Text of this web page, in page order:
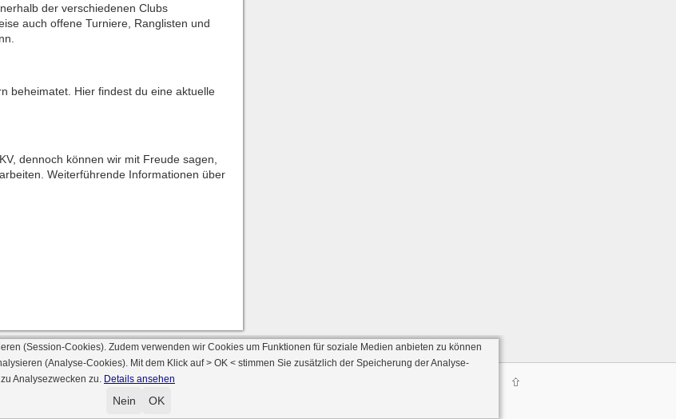
der verschiedenen Clubs
auch offene Turniere, Ranglisten und
beheimatet. Hier findest du eine aktuelle
dennoch können wir mit Freude sagen,
Weiterführende Informationen über
© 2000 - 2026 skat-spielen.de
6.241 · registrierte Spieler: 501.031 ·
(Session-Cookies). Zudem verwenden wir Cookies um Funktionen für soziale Medien anbieten zu können
(Analyse-Cookies). Mit dem Klick auf> OK <stimmen Sie zusätzlich der Speicherung der Analyse-
Analysezwecken zu. Details ansehen
Nein OK